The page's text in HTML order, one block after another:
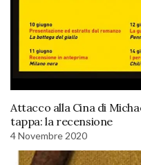
Attacco alla Cina di
tappa: la recensione
4 Novembre 2020